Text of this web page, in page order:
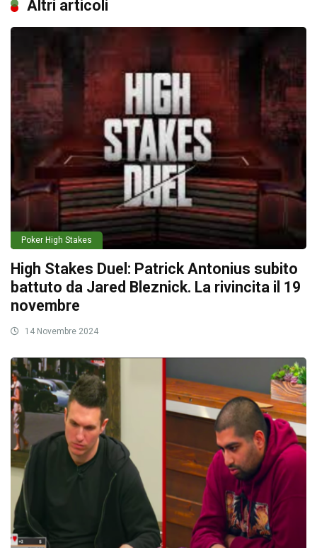
Altri articoli
Poker High Stakes
High Stakes Duel: Patrick Antonius subito
battuto da Jared Bleznick. La rivincita il 19
novembre
14 Novembre 2024